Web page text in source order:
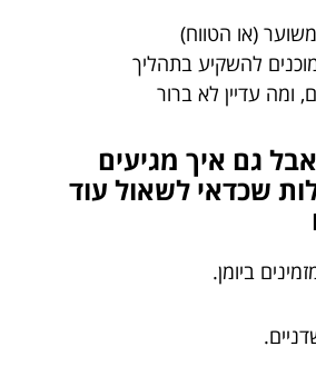
(או הטווח)
להשקיע בתהליך
ומה עדיין לא ברור
גם איך מגיעים
9 שאלות שכדאי לשאול עוד
ביומן.